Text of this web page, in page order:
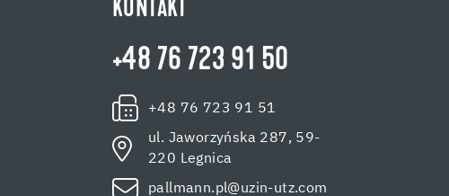
KONTAKT
+48 76 723 91 50
+48 76 723 91 51
ul. Jaworzyńska 287, 59-
220 Legnica
pallmann.pl@uzin-utz.com